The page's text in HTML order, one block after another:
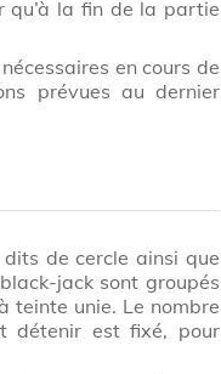
qu’à la fin de la partie
en cours de
prévues au dernier
de cercle ainsi que
jack sont groupés
teinte unie. Le nombre
détenir est fixé, pour